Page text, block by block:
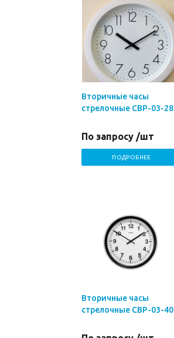
Вторичные часы
стрелочные СВР-03-28
По запросу /шт
ПОДРОБНЕЕ
Вторичные часы
стрелочные СВР-03-40